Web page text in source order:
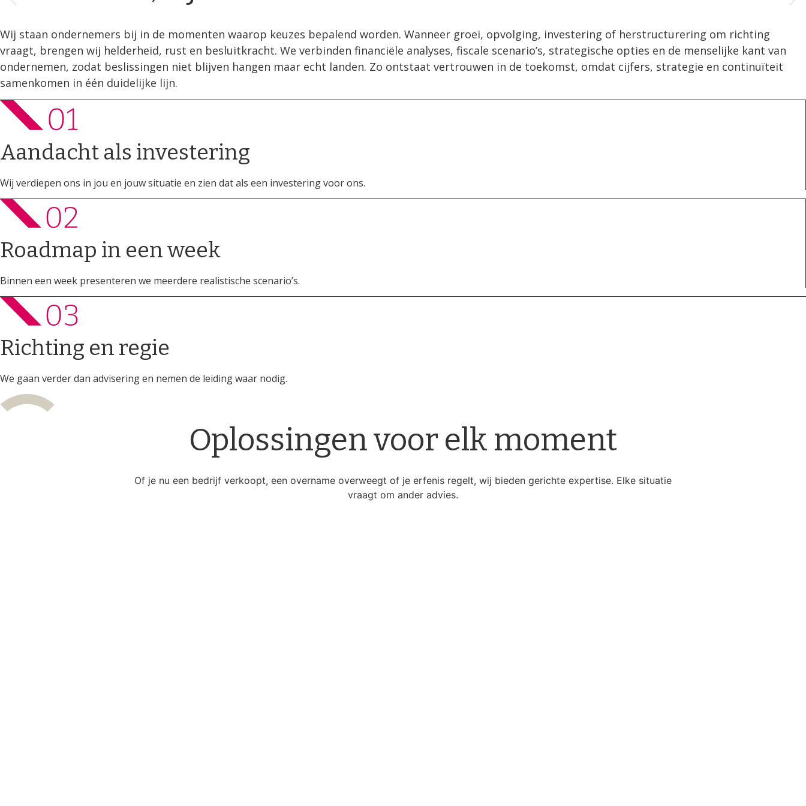
Wij staan ondernemers bij in de momenten waarop keuzes bepalend worden. Wanneer groei, opvolging, investering of herstructurering om richting
vraagt, brengen wij helderheid, rust en besluitkracht. We verbinden financiële analyses, fiscale scenario’s, strategische opties en de menselijke kant van
ondernemen, zodat beslissingen niet blijven hangen maar echt landen. Zo ontstaat vertrouwen in de toekomst, omdat cijfers, strategie en continuïteit
samenkomen in één duidelijke lijn.
Aandacht als investering
Wij verdiepen ons in jou en jouw situatie en zien dat als een investering voor ons.
Roadmap in een week
Binnen een week presenteren we meerdere realistische scenario’s.
Richting en regie
We gaan verder dan advisering en nemen de leiding waar nodig.
Oplossingen voor elk moment
Of je nu een bedrijf verkoopt, een overname overweegt of je erfenis regelt, wij bieden gerichte expertise. Elke situatie
vraagt om ander advies.